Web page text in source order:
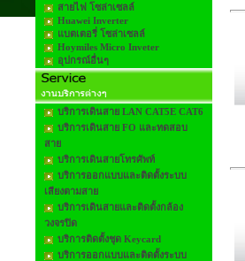
สายไฟ โซล่าเซลล์
Huawei Inverter
แบตเตอรี่ โซล่าเซลล์
Hoymiles Micro Inveter
อุปกรณ์อื่นๆ
บริการเดินสาย LAN CAT5E CAT6
บริการเดินสาย FO และทดสอบ
สาย
บริการเดินสายโทรศัพท์
บริการออกแบบและติดตั้งระบบ
เสียงตามสาย
บริการเดินสายและติดตั้งกล้อง
วงจรปิด
บริการติดตั้งชุด Keycard
บริการออกแบบและติดตั้งระบบ